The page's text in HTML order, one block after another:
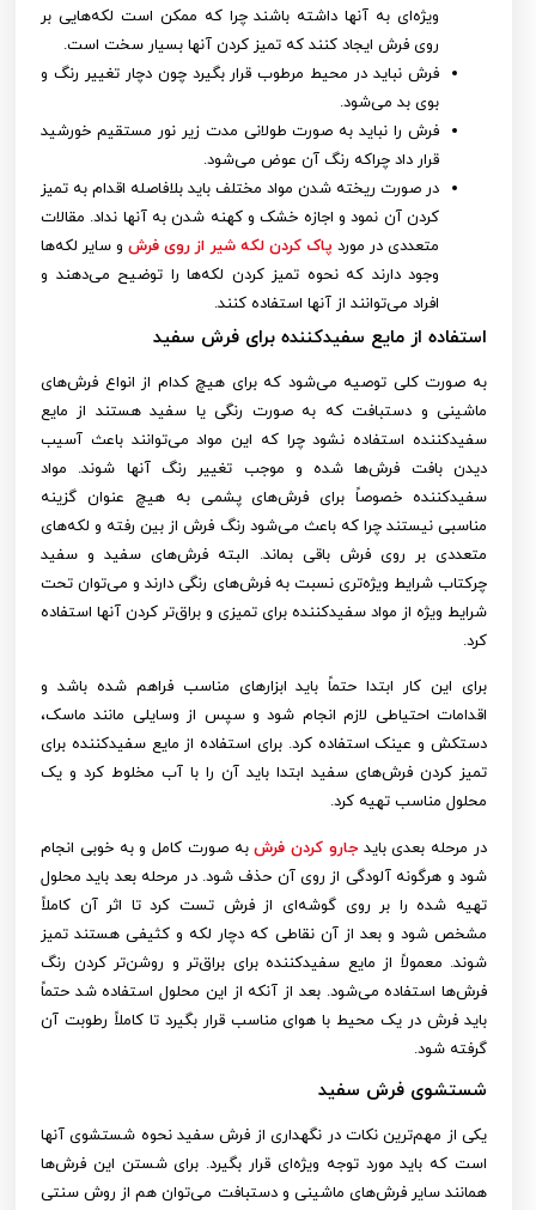
ویژه‌ای به آنها داشته باشند چرا که ممکن است لکه‌هایی بر
روی فرش ایجاد کنند که تمیز کردن آنها بسیار سخت است.
فرش نباید در محیط مرطوب قرار بگیرد چون دچار تغییر رنگ و
بوی بد می‌شود.
فرش را نباید به صورت طولانی مدت زیر نور مستقیم خورشید
قرار داد چراکه رنگ آن عوض می‌شود.
در صورت ریخته شدن مواد مختلف باید بلافاصله اقدام به تمیز
کردن آن نمود و اجازه خشک و کهنه شدن به آنها نداد. مقالات
متعددی در مورد پاک کردن لکه شیر از روی فرشو سایر لکه‌ها
وجود دارند که نحوه تمیز کردن لکه‌ها را توضیح می‌دهند و
افراد می‌توانند از آنها استفاده کنند.
استفاده از مایع سفیدکننده برای فرش سفید
به صورت کلی توصیه می‌شود که برای هیچ کدام از انواع فرش‌های
ماشینی و دستبافت که به صورت رنگی یا سفید هستند از مایع
سفیدکننده استفاده نشود چرا که این مواد می‌توانند باعث آسیب
دیدن بافت فرش‌ها شده و موجب تغییر رنگ آنها شوند. مواد
سفیدکننده خصوصاً برای فرش‌های پشمی به هیچ عنوان گزینه
مناسبی نیستند چرا که باعث می‌شود رنگ فرش از بین رفته و لکه‌های
متعددی بر روی فرش باقی بماند. البته فرش‌های سفید و سفید
چرکتاب شرایط ویژه‌تری نسبت به فرش‌های رنگی دارند و می‌توان تحت
شرایط ویژه از مواد سفیدکننده برای تمیزی و براق‌تر کردن آنها استفاده
کرد.
برای این کار ابتدا حتماً باید ابزارهای مناسب فراهم شده باشد و
اقدامات احتیاطی لازم انجام شود و سپس از وسایلی مانند ماسک،
دستکش و عینک استفاده کرد. برای استفاده از مایع سفیدکننده برای
تمیز کردن فرش‌های سفید ابتدا باید آن را با آب مخلوط کرد و یک
محلول مناسب تهیه کرد.
در مرحله بعدی بایدجارو کردن فرشبه صورت کامل و به خوبی انجام
شود و هرگونه آلودگی از روی آن حذف شود. در مرحله بعد باید محلول
تهیه شده را بر روی گوشه‌ای از فرش تست کرد تا اثر آن کاملاً
مشخص شود و بعد از آن نقاطی که دچار لکه و کثیفی هستند تمیز
شوند. معمولاً از مایع سفیدکننده برای براق‌تر و روشن‌تر کردن رنگ
فرش‌ها استفاده می‌شود. بعد از آنکه از این محلول استفاده شد حتماً
باید فرش در یک محیط با هوای مناسب قرار بگیرد تا کاملاً رطوبت آن
گرفته شود.
شستشوی فرش سفید
یکی از مهم‌ترین نکات در نگهداری از فرش سفید نحوه شستشوی آنها
است که باید مورد توجه ویژه‌ای قرار بگیرد. برای شستن این فرش‌ها
همانند سایر فرش‌های ماشینی و دستبافت می‌توان هم از روش سنتی